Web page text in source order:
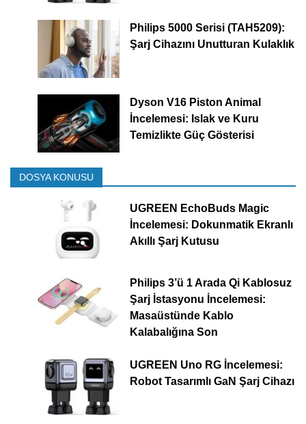
Philips 5000 Serisi (TAH5209):
Şarj Cihazını Unutturan Kulaklık
Dyson V16 Piston Animal
İncelemesi: Islak ve Kuru
Temizlikte Güç Gösterisi
DOSYA KONUSU
UGREEN EchoBuds Magic
İncelemesi: Dokunmatik Ekranlı
Akıllı Şarj Kutusu
Philips 3’ü 1 Arada Qi Kablosuz
Şarj İstasyonu İncelemesi:
Masaüstünde Kablo
Kalabalığına Son
UGREEN Uno RG İncelemesi:
Robot Tasarımlı GaN Şarj Cihazı